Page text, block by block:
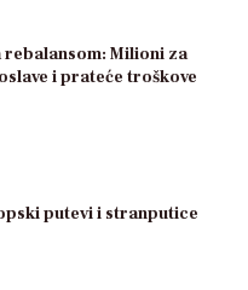
rebalansom: Milioni za
i prateće troškove
putevi i stranputice